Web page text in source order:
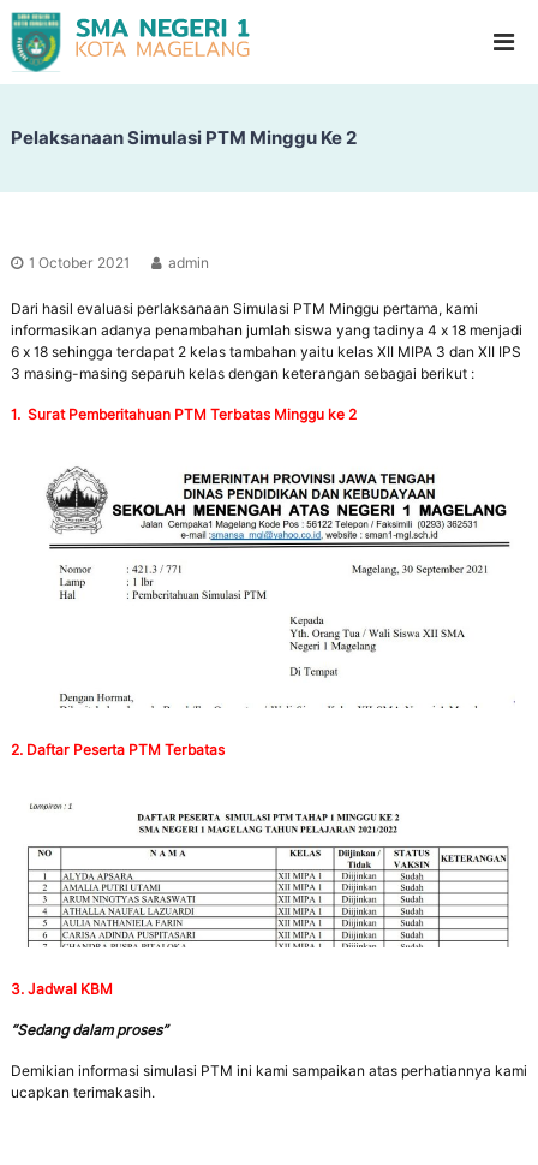
A
e
e
M
a
g
n
g
d
o
H
c
h
o
o
Pelaksanaan Simulasi PTM Minggu Ke 2
1 October 2021 admin
Dari hasil evaluasi perlaksanaan Simulasi PTM Minggu pertama, kami
informasikan adanya penambahan jumlah siswa yang tadinya 4 x 18 menjadi
6 x 18 sehingga terdapat 2 kelas tambahan yaitu kelas XII MIPA 3 dan XII IPS
3 masing-masing separuh kelas dengan keterangan sebagai berikut :
1. Surat Pemberitahuan PTM Terbatas Minggu ke 2
2. Daftar Peserta PTM Terbatas
3. Jadwal KBM
“Sedang dalam proses”
Demikian informasi simulasi PTM ini kami sampaikan atas perhatiannya kami
ucapkan terimakasih.